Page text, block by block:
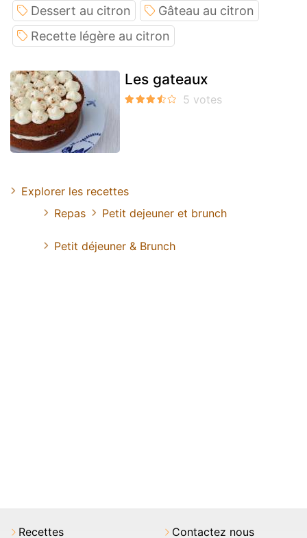
Dessert au citron
Gâteau au citron
Recette légère au citron
Les gateaux
Explorer les recettes
Repas
Petit dejeuner et brunch
Petit déjeuner & Brunch
Recettes Contactez nous